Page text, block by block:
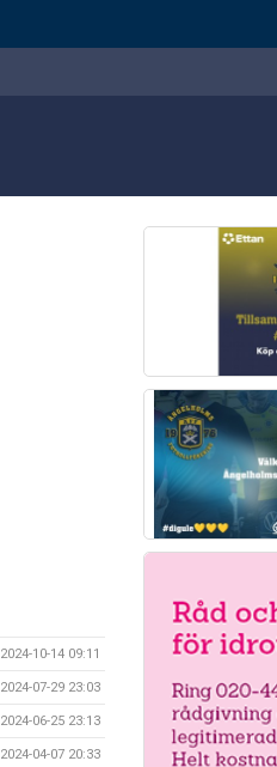
2024-10-14 09:11
2024-07-29 23:03
2024-06-25 23:13
2024-04-07 20:33